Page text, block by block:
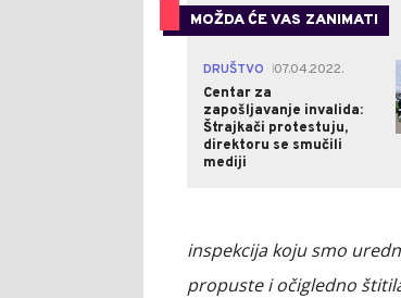
MOŽDA ĆE VAS ZANIMATI
DRUŠTVO
07.04.2022.
Centar za
zapošljavanje invalida:
Štrajkači protestuju,
direktoru se smučili
mediji
inspekcija koju smo
propuste i očigledno